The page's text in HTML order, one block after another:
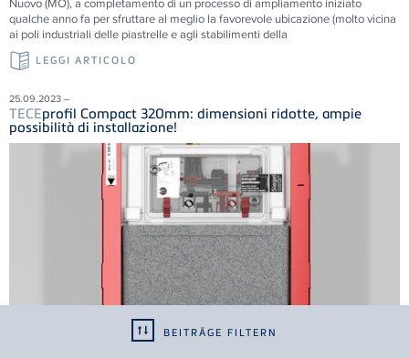
BEITRÄGE FILTERN
qualche anno fa per sfruttare al meglio la favorevole ubicazione (molto vicina
ai poli industriali delle piastrelle e agli stabilimenti della
LEGGI ARTICOLO
25.09.2023 –
TECEprofil Compact 320mm: dimensioni ridotte, ampie
possibilità di installazione!